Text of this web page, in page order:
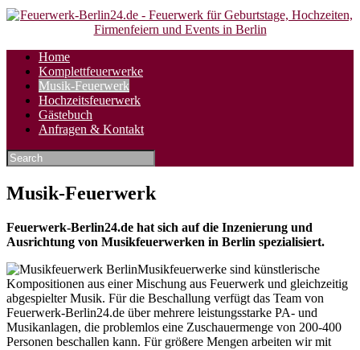
Skip
content
Home
Komplettfeuerwerke
Musik-Feuerwerk
Hochzeitsfeuerwerk
Gästebuch
Anfragen & Kontakt
Musik-Feuerwerk
Feuerwerk-Berlin24.de hat sich auf die Inzenierung und
Ausrichtung von Musikfeuerwerken in Berlin spezialisiert.
Musikfeuerwerke sind künstlerische
Kompositionen aus einer Mischung aus Feuerwerk und gleichzeitig
abgespielter Musik. Für die Beschallung verfügt das Team von
Feuerwerk-Berlin24.de über mehrere leistungsstarke PA- und
Musikanlagen, die problemlos eine Zuschauermenge von 200-400
Personen beschallen kann. Für größere Mengen arbeiten wir mit